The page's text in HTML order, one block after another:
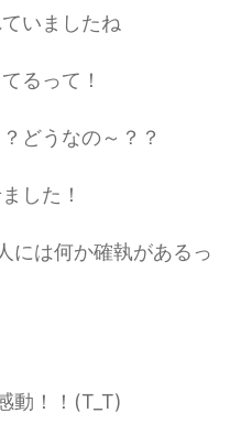
いましたね
るって！
どうなの～？？
した！
には何か確執があるっ
動！！(T_T)